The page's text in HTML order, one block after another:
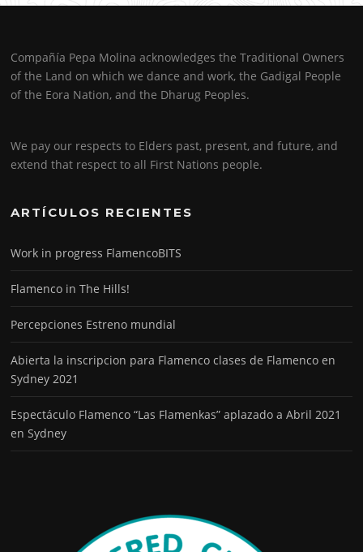
Compañía Pepa Molina acknowledges the Traditional Owners
of the Land on which we dance and work, the Gadigal People
of the Eora Nation, and the Dharug Peoples.
We pay our respects to Elders past, present, and future, and
extend that respect to all First Nations people.
ARTÍCULOS RECIENTES
Work in progress FlamencoBITS
Flamenco in The Hills!
Percepciones Estreno mundial
Abierta la inscripcion para Flamenco clases de Flamenco en
Sydney 2021
Espectáculo Flamenco “Las Flamenkas” aplazado a Abril 2021
en Sydney